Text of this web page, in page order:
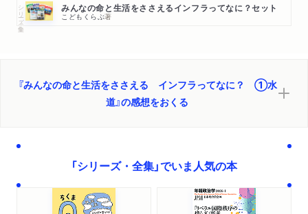
シリーズ・全集 みんなの命と生活をささえるインフラってなに？セット
こどもくらぶ著
『みんなの命と生活をささえる インフラってなに？ ①水
道』の感想をおくる
「シリーズ・全集」でいま人気の本